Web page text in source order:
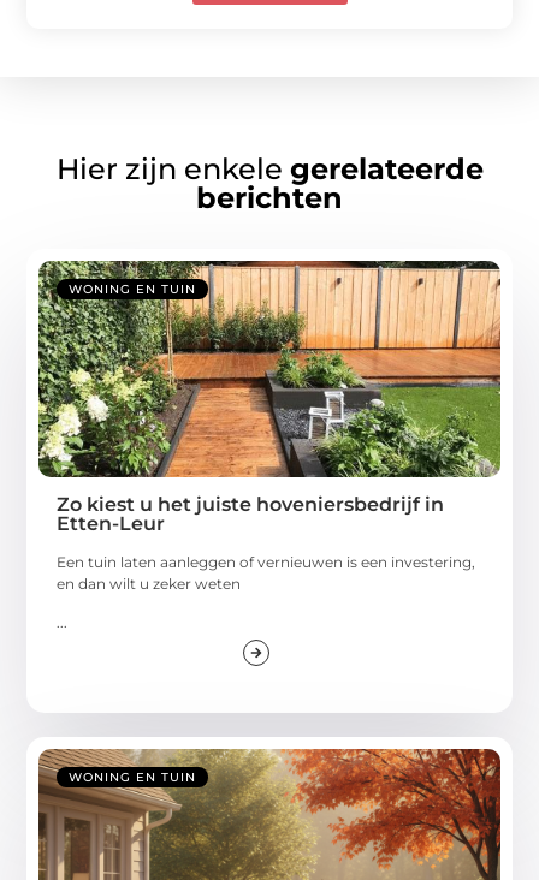
Hier zijn enkele gerelateerde
berichten
WONING EN TUIN
Zo kiest u het juiste hoveniersbedrijf in
Etten-Leur
Een tuin laten aanleggen of vernieuwen is een investering,
en dan wilt u zeker weten
...
WONING EN TUIN